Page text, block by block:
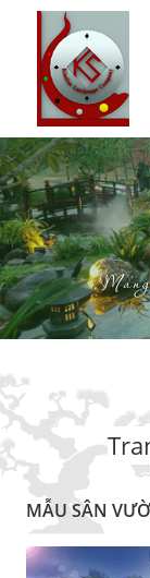
MẪU SÂN